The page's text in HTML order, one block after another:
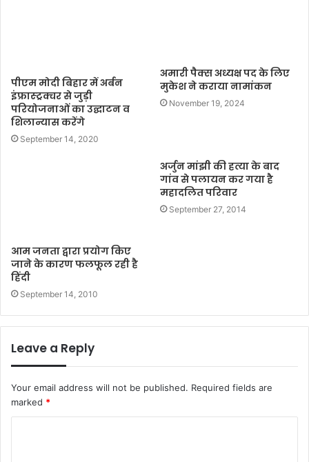
पीएम मोदी बिहार में अर्बन
इंफ्रास्ट्रक्चर से जुड़ी
परियोजनाओं का उद्घाटन व
शिलान्यास करेंगे
September 14, 2020
अमारी पैक्स अध्यक्ष पद के लिए
मुकेश ने कराया नामांकन
November 19, 2024
आम जनता द्वारा प्रयोग किए
जाने के कारण फलफूल रही है
हिंदी
September 14, 2010
अर्जुन मांझी की हत्या के बाद
गांव से पलायन कर गया है
महादलित परिवार
September 27, 2014
Leave a Reply
Your email address will not be published. Required fields are
marked *